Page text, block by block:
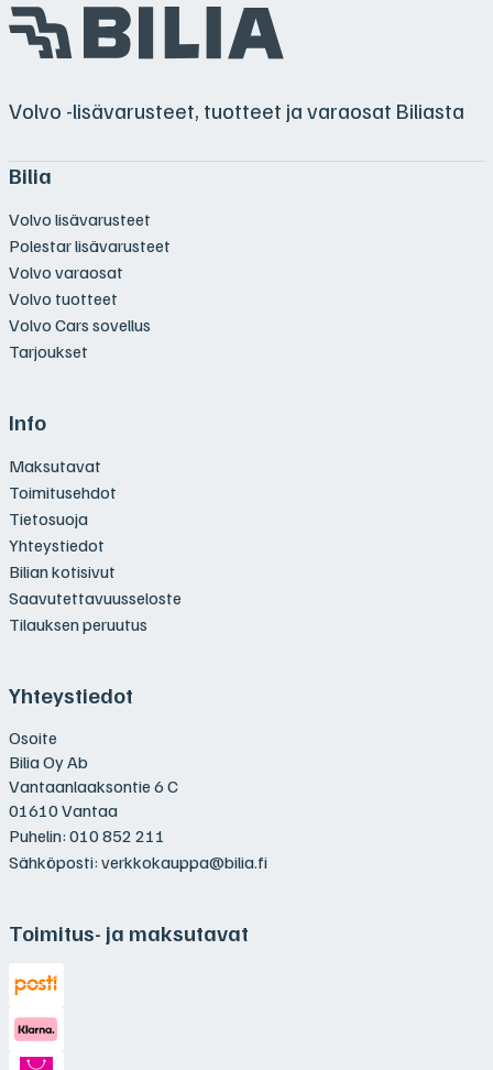
Volvo -lisävarusteet, tuotteet ja varaosat Biliasta
Bilia
Volvo lisävarusteet
Polestar lisävarusteet
Volvo varaosat
Volvo tuotteet
Volvo Cars sovellus
Tarjoukset
Info
Maksutavat
Toimitusehdot
Tietosuoja
Yhteystiedot
Bilian kotisivut
Saavutettavuusseloste
Tilauksen peruutus
Yhteystiedot
Osoite
Bilia Oy Ab
Vantaanlaaksontie 6 C
01610 Vantaa
Puhelin: 010 852 211
Sähköposti: verkkokauppa@bilia.fi
Toimitus- ja maksutavat